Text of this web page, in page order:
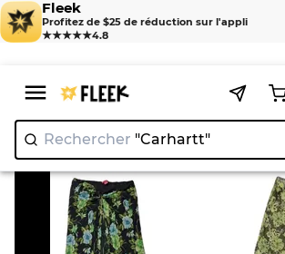
Fleek
Profitez de $25 de réduction sur l'appli
★★★★★4.8
Rechercher "Carhart
Home > Skirt > Y2K grunge core mix